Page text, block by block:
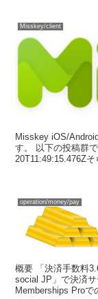
Misskey/client
Misskey iOS/
す。 以下の投稿群
20T11:49:15.476Z
operation/money/pay
概要 「決済手数料
social JP」で決済
Memberships Proで